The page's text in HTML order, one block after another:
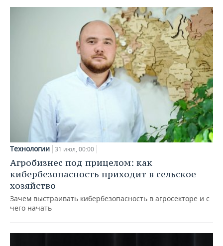
Технологии 31 июл, 00:00
Агробизнес под прицелом: как
кибербезопасность приходит в сельское
хозяйство
Зачем выстраивать кибербезопасность в агросекторе и с
чего начать